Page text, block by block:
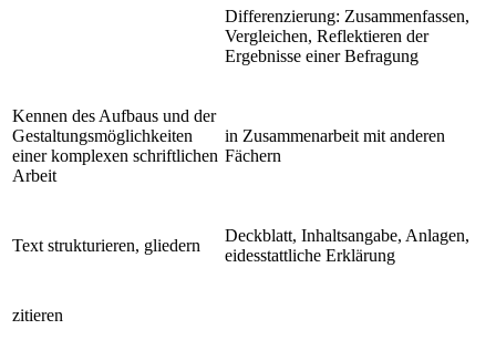
Differenzierung: Zusammenfassen,
Vergleichen, Reflektieren der
Ergebnisse einer Befragung
Kennen des Aufbaus und der
Gestaltungsmöglichkeiten
einer komplexen schriftlichen
Arbeit
in Zusammenarbeit mit anderen
Fächern
Text strukturieren, gliedern
Deckblatt, Inhaltsangabe, Anlagen,
eidesstattliche Erklärung
zitieren